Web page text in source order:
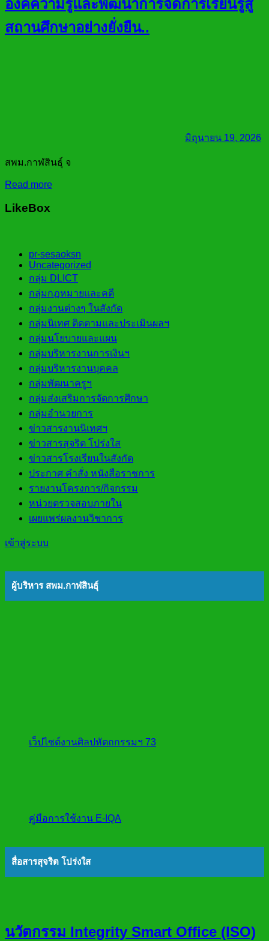
องค์ความรู้และพัฒนาการจัดการเรียนรู้สู่
สถานศึกษาอย่างยั่งยืน..
มิถุนายน 19, 2026
สพม.กาฬสินธุ์ จ
Read more
LikeBox
pr-sesaoksn
Uncategorized
กลุ่ม DLICT
กลุ่มกฎหมายและคดี
กลุ่มงานต่างๆ ในสังกัด
กลุ่มนิเทศ ติดตามและประเมินผลฯ
กลุ่มนโยบายและแผน
กลุ่มบริหารงานการเงินฯ
กลุ่มบริหารงานบุคคล
กลุ่มพัฒนาครูฯ
กลุ่มส่งเสริมการจัดการศึกษา
กลุ่มอำนวยการ
ข่าวสารงานนิเทศฯ
ข่าวสารสุจริต โปร่งใส
ข่าวสารโรงเรียนในสังกัด
ประกาศ คำสั่ง หนังสือราชการ
รายงานโครงการ/กิจกรรม
หน่วยตรวจสอบภายใน
เผยแพร่ผลงานวิชาการ
เข้าสู่ระบบ
ผู้บริหาร สพม.กาฬสินธุ์
เว็ปไซต์งานศิลปหัตถกรรมฯ 73
คู่มือการใช้งาน E-IQA
สื่อสารสุจริต โปร่งใส
นวัตกรรม Integrity Smart Office (ISO)